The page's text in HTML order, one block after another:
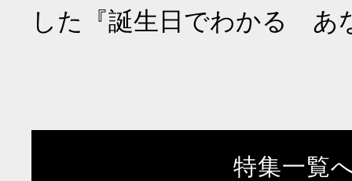
した『誕生日でわかる あ
特集一覧